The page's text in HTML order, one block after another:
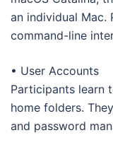
an individual
command-line
• User Accounts
Participants learn
home folders.
and password